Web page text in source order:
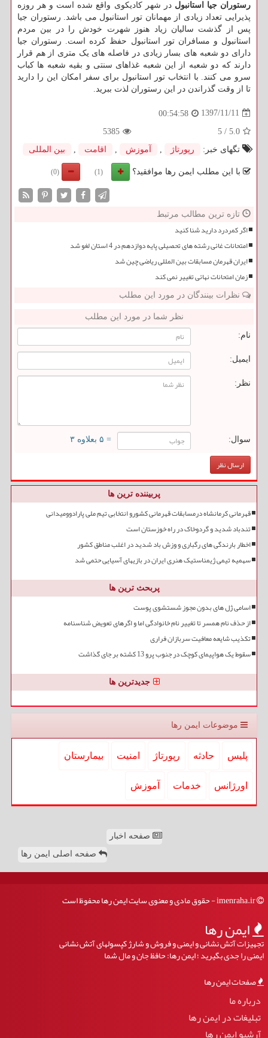
رستوران جیا استانبول در شهر کادیکوی واقع شده است و هر روزه
پذیرایی تعداد زیادی از مهمانان تور استانبول می باشد. رستوران جیا
پس از گذشت سالیان زیاد هنوز شهرت خودش را در بین مردم
استانبول و مسافران تور استانبول حفظ کرده است. رستوران جیا
دارای دو شعبه های بسار زیادی در فاصله های یک متری از هم قرار
دارند که دو شعبه از این شعبه غذاهای سنتی و بقیه شعبه ها کباب
سرو می کنند. با انتخاب تور استانبول برای سفر امکان این را دارید
تا از وقت گذراندن در این رستوران لذت ببرید.
1397/11/11
00:54:58
5.0
/
5
5385
تگهای خبر:
رپورتاژ , آموزش , اقامت , بین المللی
با این مطلب ایمن رها موافقید؟ (1)
(0)
تازه ترین مطالب مرتبط
اگر کمردرد دارید شنا کنید
امتحانات غائی رشته های تحصیلی پایه دوازدهم در 4 استان لغو شد
ایران قهرمان مسابقات بین المللی ریاضی چین شد
زمان امتحانات نهائی تغییر نمی کند
نظرات بینندگان در مورد این مطلب
نظر شما در مورد این مطلب
نام:
ایمیل:
نظر:
سوال: = ۵ بعلاوه ۳
پربیننده ترین ها
قهرمانی کرمانشاه درمسابقات قهرمانی کشورو انتخابی تیم ملی پارادوومیدانی
تندباد شدید و گردوخاک در راه خوزستان است
اخطار بارندگی های رگباری و وزش باد شدید در اغلب مناطق کشور
سهمیه تیمی ژیمناستیک هنری ایران در بازیهای آسیایی حتمی شد
پربحث ترین ها
اسامی ژل های بدون مجوز شستشوی پوست
از حذف نام همسر تا تغییر نام خانوادگی اما و اگرهای تعویض شناسنامه
تکذیب شایعه معافیت سربازان فراری
سقوط یک هواپیمای کوچک در جنوب پرو 13 کشته بر جای گذاشت
جدیدترین ها
موضوعات ایمن رها
پلیس حادثه رپورتاژ امنیت بیمارستان
اورژانس خدمات آموزش
صفحه اخبار
صفحه اصلی ایمن رها
ایمن رها
تجهیزات آتش نشانی و ایمنی و فروش و شارژ کپسولهای آتش نشانی
ایمنی را جدی بگیرید ؛ ایمن رها: حافظ جان و مال شما
صفحات ایمن رها
درباره ما
تبلیغات در ایمن رها